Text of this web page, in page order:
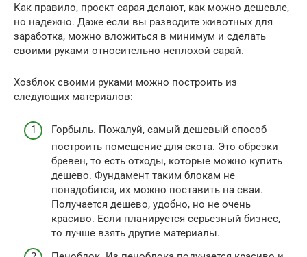
Как правило, проект сарая делают, как можно дешевле,
но надежно. Даже если вы разводите животных для
заработка, можно вложиться в минимум и сделать
своими руками относительно неплохой сарай.
Хозблок своими руками можно построить из
следующих материалов:
Горбыль. Пожалуй, самый дешевый способ
построить помещение для скота. Это обрезки
бревен, то есть отходы, которые можно купить
дешево. Фундамент таким блокам не
понадобится, их можно поставить на сваи.
Получается дешево, удобно, но не очень
красиво. Если планируется серьезный бизнес,
то лучше взять другие материалы.